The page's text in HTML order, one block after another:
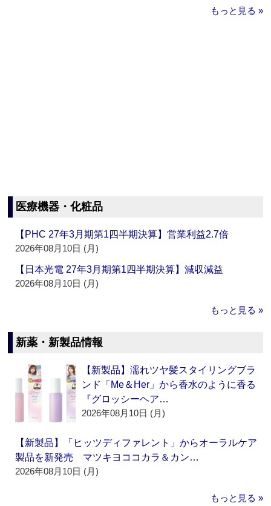
もっと見る »
医療機器・化粧品
【PHC 27年3月期第1四半期決算】営業利益2.7倍
2026年08月10日 (月)
【日本光電 27年3月期第1四半期決算】減収減益
2026年08月10日 (月)
もっと見る »
新薬・新製品情報
【新製品】濡れツヤ髪スタイリングブラ
ンド「Me＆Her」から香水のように香る
『グロッシーヘア…
2026年08月10日 (月)
【新製品】「ヒッツディファレント」からオーラルケア
製品を新発売 マツキヨココカラ＆カン…
2026年08月10日 (月)
もっと見る »